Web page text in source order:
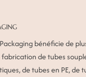
bénéficie de
de tubes
de tubes en PE, de